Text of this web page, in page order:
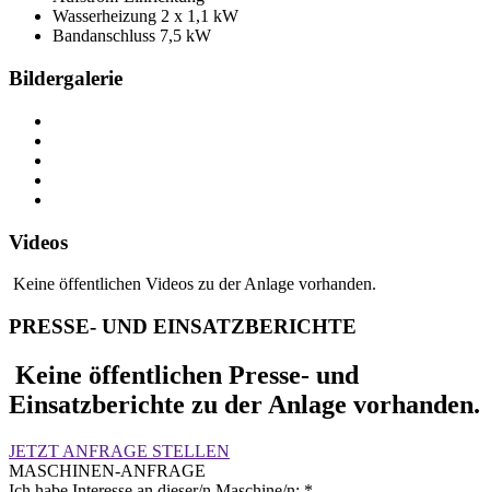
Wasserheizung 2 x 1,1 kW
Bandanschluss 7,5 kW
Bildergalerie
Videos
Keine öffentlichen Videos zu der Anlage vorhanden.
PRESSE- UND EINSATZBERICHTE
Keine öffentlichen Presse- und
Einsatzberichte zu der Anlage vorhanden.
JETZT ANFRAGE STELLEN
MASCHINEN-ANFRAGE